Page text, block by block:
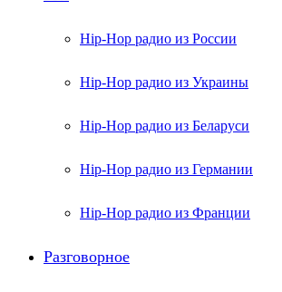
Hip-Hop радио из России
Hip-Hop радио из Украины
Hip-Hop радио из Беларуси
Hip-Hop радио из Германии
Hip-Hop радио из Франции
Разговорное